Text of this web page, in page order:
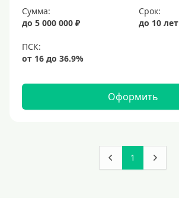
Сумма:
до 5 000 000 ₽
Срок:
до 10 лет
Оформить
1